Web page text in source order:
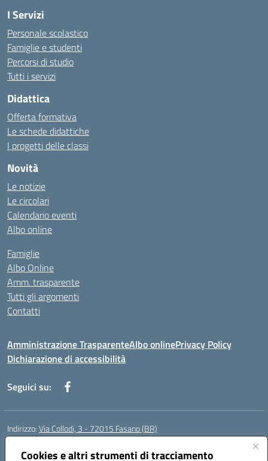
Cookies e altri strumenti di tracciamento
I Servizi
Personale scolastico
Famiglie e studenti
Percorsi di studio
Tutti i servizi
Didattica
Offerta formativa
Le schede didattiche
I progetti delle classi
Novità
Le notizie
Le circolari
Calendario eventi
Albo online
Famiglie
Albo Online
Amm. trasparente
Tutti gli argomenti
Contatti
Amministrazione TrasparenteAlbo onlinePrivacy Policy
Dichiarazione di accessibilità
Seguici su:
Indirizzo:Via Collodi, 3 - 72015 Fasano (BR)
Centralino:
Posta elettronica certificata (PEC):bric839004@pec.istruzione.it